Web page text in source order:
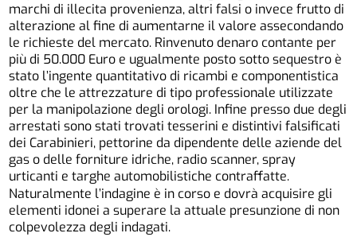
marchi di illecita provenienza, altri falsi o invece frutto di
alterazione al fine di aumentarne il valore assecondando
le richieste del mercato. Rinvenuto denaro contante per
più di 50.000 Euro e ugualmente posto sotto sequestro è
stato l’ingente quantitativo di ricambi e componentistica
oltre che le attrezzature di tipo professionale utilizzate
per la manipolazione degli orologi. Infine presso due degli
arrestati sono stati trovati tesserini e distintivi falsificati
dei Carabinieri, pettorine da dipendente delle aziende del
gas o delle forniture idriche, radio scanner, spray
urticanti e targhe automobilistiche contraffatte.
Naturalmente l’indagine è in corso e dovrà acquisire gli
elementi idonei a superare la attuale presunzione di non
colpevolezza degli indagati.